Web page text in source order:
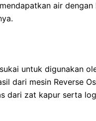
air
untuk digunakan
dari mesin Reverse
dari zat kapur serta